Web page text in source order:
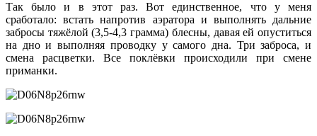
Так было и в этот раз. Вот единственное, что у меня
сработало: встать напротив аэратора и выполнять дальние
забросы тяжёлой (3,5-4,3 грамма) блесны, давая ей опуститься
на дно и выполняя проводку у самого дна. Три заброса, и
смена расцветки. Все поклёвки происходили при смене
приманки.